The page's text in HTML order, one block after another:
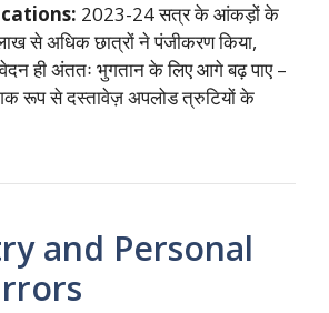
2023-24 सत्र के आंकड़ों के
से अधिक छात्रों ने पंजीकरण किया,
ही अंततः भुगतान के लिए आगे बढ़ पाए –
रूप से दस्तावेज़ अपलोड त्रुटियों के
and Personal